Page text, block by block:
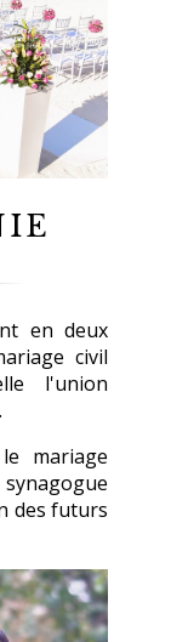
en deux
civil
l'union
mariage
des futurs